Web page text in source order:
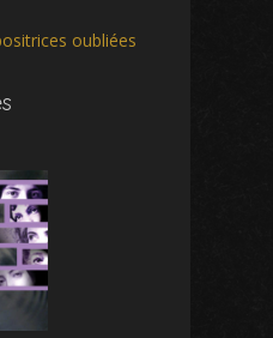
oubliées